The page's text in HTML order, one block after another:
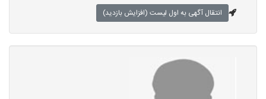
انتقال آگهی به اول لیست (افزایش بازدید)